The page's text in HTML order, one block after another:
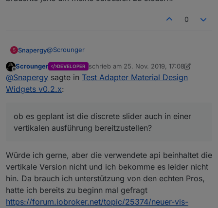
0
S Snapergy@Scrounger
da mir@sigi234in meinem thread schon ein wenig
geholfen hat und mich hierher verwiesen hat, wollte
ich dich mich fragen, ob es geplant ist die discrete
Jalousien zu steuern.
Offline
Scrounger DEVELOPER schrieb am 25. Nov. 2019, 17:08
zuletzt editiert von Scrounger
@Snapergy sagte in Test Adapter Material Design
Widgets v0.2.x:
ob es geplant ist die discrete slider auch in einer
vertikalen ausführung bereitzustellen?
Würde ich gerne, aber die verwendete api beinhaltet die
vertikale Version nicht und ich bekomme es leider nicht
hin. Da brauch ich unterstützung von den echten Pros,
hatte ich bereits zu beginn mal gefragt
https://forum.iobroker.net/topic/25374/neuer-vis-